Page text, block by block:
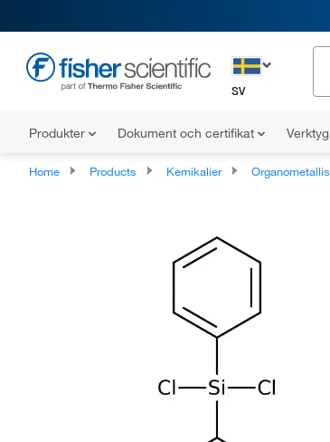
SV
Produkter Dokument och certifikat Verktyg
Home Products Kemikalier Organometalliska föreningar